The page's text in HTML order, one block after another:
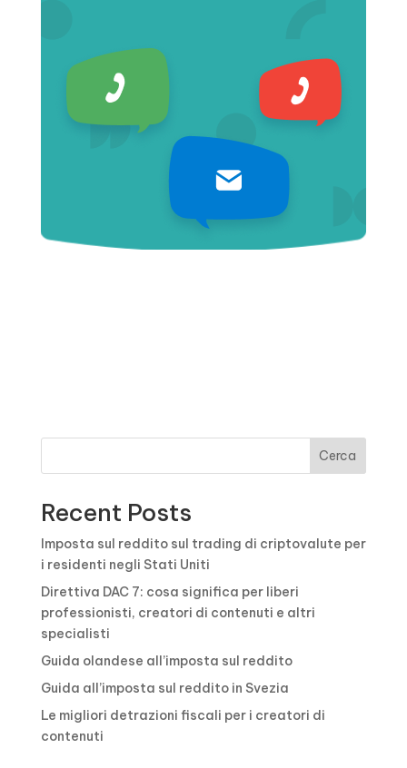
Cerca
Recent Posts
Imposta sul reddito sul trading di criptovalute per
i residenti negli Stati Uniti
Direttiva DAC 7: cosa significa per liberi
professionisti, creatori di contenuti e altri
specialisti
Guida olandese all’imposta sul reddito
Guida all’imposta sul reddito in Svezia
Le migliori detrazioni fiscali per i creatori di
contenuti